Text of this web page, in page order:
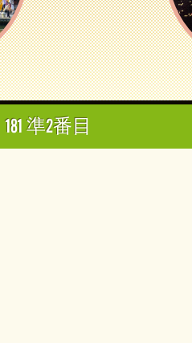
181 準2番目